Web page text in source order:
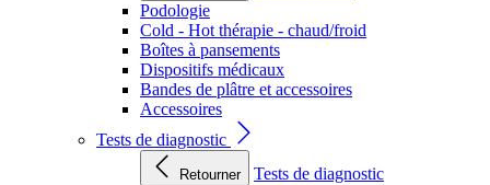
Podologie
Cold - Hot thérapie - chaud/froid
Boîtes à pansements
Dispositifs médicaux
Bandes de plâtre et accessoires
Accessoires
Tests de diagnostic
Retourner
Tests de diagnostic